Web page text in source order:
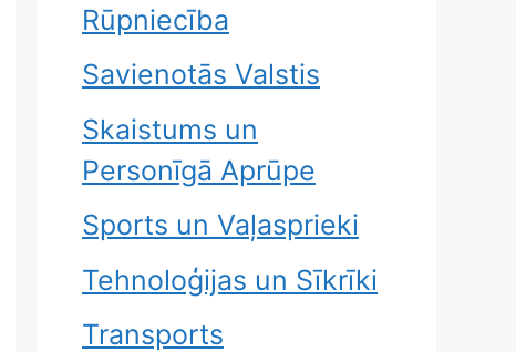
Rūpniecība
Savienotās Valstis
Skaistums un
Personīgā Aprūpe
Sports un Vaļasprieki
Tehnoloģijas un Sīkrīki
Transports